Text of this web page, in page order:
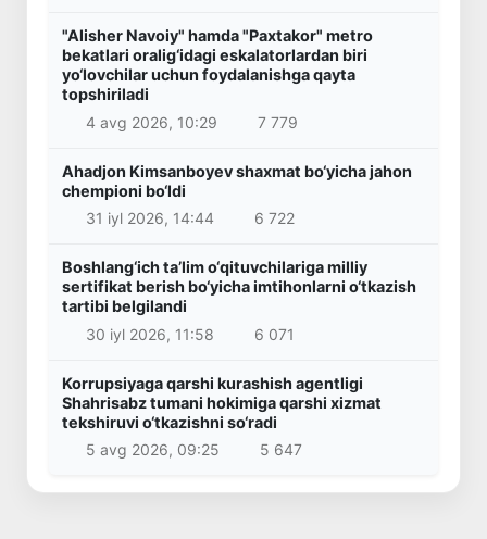
"Alisher Navoiy" hamda "Paxtakor" metro
bekatlari oralig‘idagi eskalatorlardan biri
yo‘lovchilar uchun foydalanishga qayta
topshiriladi
4 avg 2026, 10:29
7 779
Ahadjon Kimsanboyev shaxmat bo‘yicha jahon
chempioni bo‘ldi
31 iyl 2026, 14:44
6 722
Boshlang‘ich ta’lim o‘qituvchilariga milliy
sertifikat berish bo‘yicha imtihonlarni o‘tkazish
tartibi belgilandi
30 iyl 2026, 11:58
6 071
Korrupsiyaga qarshi kurashish agentligi
Shahrisabz tumani hokimiga qarshi xizmat
tekshiruvi o‘tkazishni so‘radi
5 avg 2026, 09:25
5 647